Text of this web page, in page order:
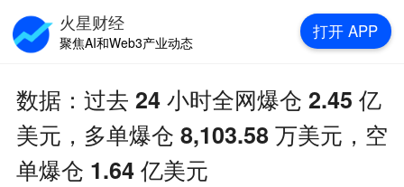
数据：过去 24 小时全网爆仓 2.45 亿
美元，多单爆仓 8,103.58 万美元，空
单爆仓 1.64 亿美元
火星财经
聚焦AI和Web3产业动态
打开 APP